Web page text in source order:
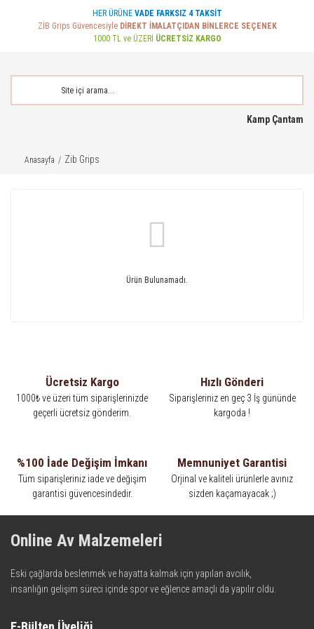
HER ÜRÜNE VADE FARKSIZ 4 TAKSİT
ZİB Grips Güvencesiyle DİREKT İMALATÇIDAN BİNLERCE SEÇENEK
1000 TL ve ÜZERİ ÜCRETSİZ KARGO
Kamp Çantam
Anasayfa Zib Grips
Ürün Bulunamadı.
Ücretsiz Kargo
1000₺ ve üzeri tüm siparişlerinizde
geçerli ücretsiz gönderim.
Hızlı Gönderi
Siparişleriniz en geç 3 İş gününde
kargoda !
%100 İade Değişim İmkanı
Tüm siparişleriniz iade ve değişim
garantisi güvencesindedir.
Memnuniyet Garantisi
Orjinal ve kaliteli ürünlerle avınız
sizden kaçamayacak ;)
Online Av Malzemeleri
Eski çağlarda beslenmek ve hayatta kalmak için yapılan avcılık,
insanlığın gelişim süreci içinde spor ve eğlence amaçlı da yapılır oldu.
teknolojinin dokunuşuyla av malzemelerinde en iyisini meydana